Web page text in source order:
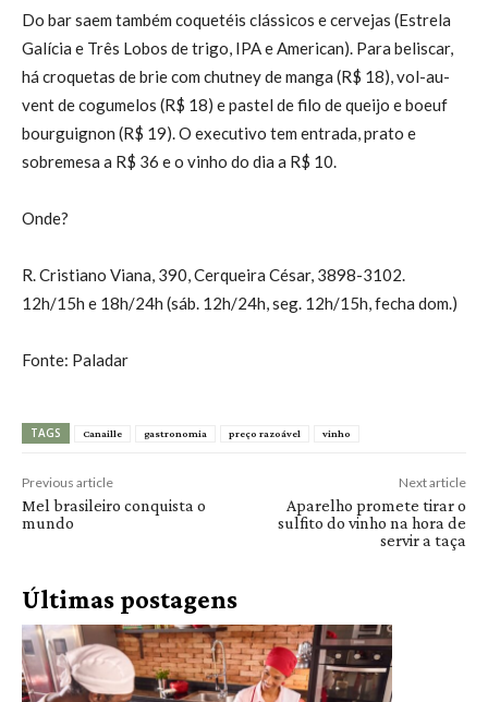
Do bar saem também coquetéis clássicos e cervejas (Estrela
Galícia e Três Lobos de trigo, IPA e American). Para beliscar,
há croquetas de brie com chutney de manga (R$ 18), vol-au-
vent de cogumelos (R$ 18) e pastel de filo de queijo e boeuf
bourguignon (R$ 19). O executivo tem entrada, prato e
sobremesa a R$ 36 e o vinho do dia a R$ 10.
Onde?
R. Cristiano Viana, 390, Cerqueira César, 3898-3102.
12h/15h e 18h/24h (sáb. 12h/24h, seg. 12h/15h, fecha dom.)
Fonte: Paladar
TAGS Canaille gastronomia preço razoável vinho
Previous article
Mel brasileiro conquista o
mundo
Next article
Aparelho promete tirar o
sulfito do vinho na hora de
servir a taça
Últimas postagens